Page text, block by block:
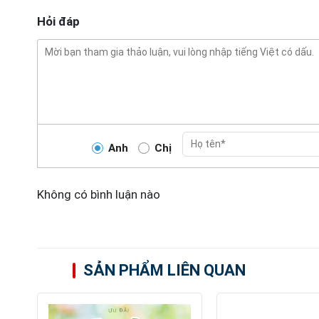
Hỏi đáp
Anh Chị
Không có bình luận nào
SẢN PHẨM LIÊN QUAN